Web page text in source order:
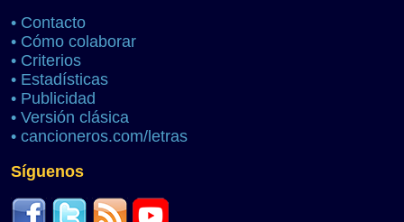
• Contacto
• Cómo colaborar
• Criterios
• Estadísticas
• Publicidad
• Versión clásica
• cancioneros.com/letras
Síguenos